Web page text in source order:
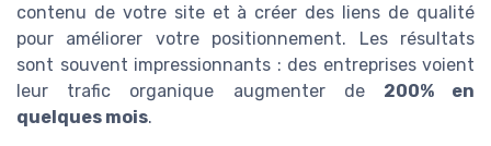
contenu de votre site et à créer des liens de qualité
pour améliorer votre positionnement. Les résultats
sont souvent impressionnants : des entreprises voient
leur trafic organique augmenter de 200% en
quelques mois.